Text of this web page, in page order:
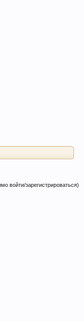
войти/зарегистрироваться)